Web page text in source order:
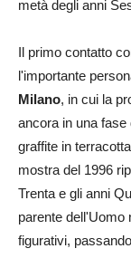
metà degli anni
Il primo contatto
l'importante
Milano, in cui la
ancora in una
graffite in
mostra del 1996
Trenta e gli anni
parente dell'Uomo
figurativi,